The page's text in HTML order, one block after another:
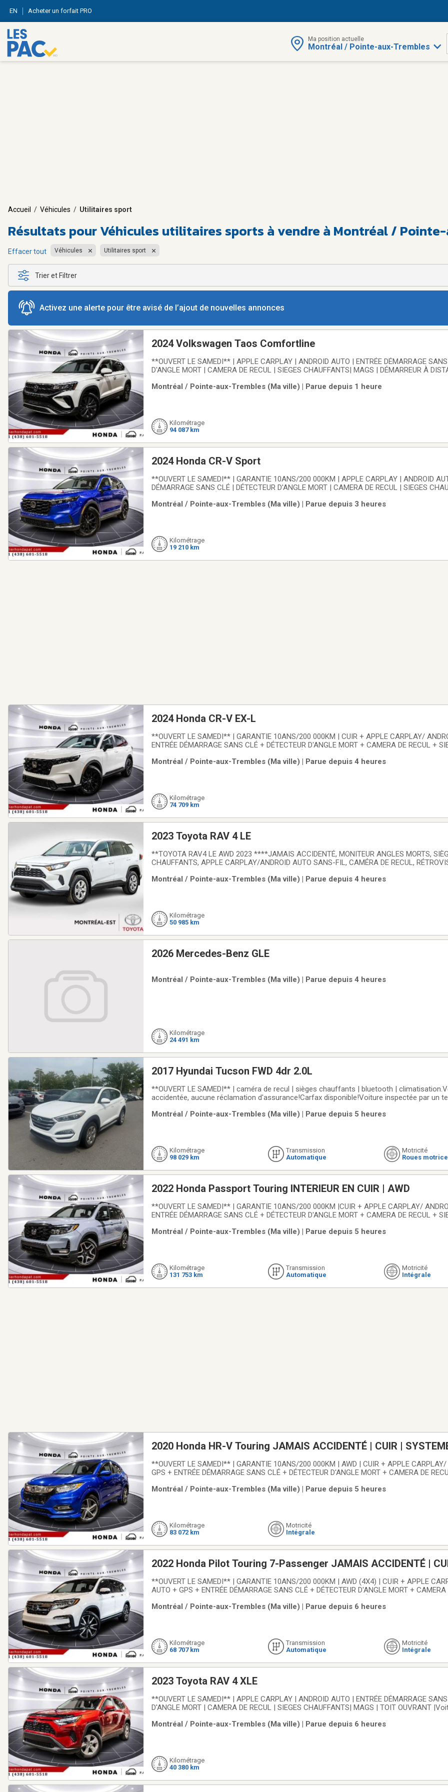
EN Acheter un forfait PRO
Ma position actuelle
Montréal / Pointe-aux-Trembles
Accueil / Véhicules / Utilitaires sport
Résultats pourVéhicules utilitaires sports à vendre à Montréal /
Effacer tout Véhicules Utilitaires sport
Trier et Filtrer
Activez une alerte pour être avisé de l’ajout de nouvelles annonces
2024 Volkswagen Taos Comfortline
**OUVERT LE SAMEDI** | APPLE CARPLAY | ANDROID AUTO | ENTRÉE DÉMARRAGE
D'ANGLE MORT | CAMERA DE RECUL | SIEGES CHAUFFANTS| MAGS | DÉMARREUR À
certifié HondaLallier Honda Pointes-Aux-Trembles, la référence
Montréal / Pointe-aux-Trembles (Ma ville) | Parue depuis 1 heure
Kilométrage
94 087 km
2024 Honda CR-V Sport
**OUVERT LE SAMEDI** | GARANTIE 10ANS/200 000KM | APPLE CARPLAY | ANDROID
DÉMARRAGE SANS CLÉ | DÉTECTEUR D'ANGLE MORT | CAMERA DE RECUL | SIEGES
d'assurance!Carfax disponible!Voiture inspectée par un technicien certifié HondaLallier
Montréal / Pointe-aux-Trembles (Ma ville) | Parue depuis 3 heures
Kilométrage
19 210 km
2024 Honda CR-V EX-L
**OUVERT LE SAMEDI** | GARANTIE 10ANS/200 000KM | CUIR + APPLE CARPLAY/
ENTRÉE DÉMARRAGE SANS CLÉ + DÉTECTEUR D'ANGLE MORT + CAMERA DE RECUL +
réclamation d'assurance!Carfax disponible!Voiture inspectée par un technicien certifié
Montréal / Pointe-aux-Trembles (Ma ville) | Parue depuis 4 heures
Kilométrage
74 709 km
2023 Toyota RAV 4 LE
**TOYOTA RAV4 LE AWD 2023 ****JAMAIS ACCIDENTÉ, MONITEUR ANGLES MORTS,
CHAUFFANTS, APPLE CARPLAY/ANDROID AUTO SANS-FIL, CAMÉRA DE RECUL,
SYSTÈME DE PRÉ-COLLISIONNous prenons tous vos véhicules en échange, auto, moto,
Montréal / Pointe-aux-Trembles (Ma ville) | Parue depuis 4 heures
Kilométrage
50 985 km
2026 Mercedes-Benz GLE
Montréal / Pointe-aux-Trembles (Ma ville) | Parue depuis 4 heures
Kilométrage
24 491 km
2017 Hyundai Tucson FWD 4dr 2.0L
**OUVERT LE SAMEDI** | caméra de recul | sièges chauffants | bluetooth |
accidentée, aucune réclamation d'assurance!Carfax disponible!Voiture inspectée par un
imbattables et nos voitures inspectées
Montréal / Pointe-aux-Trembles (Ma ville) | Parue depuis 5 heures
Kilométrage
98 029 km
Transmission
Automatique
Motricité
Roues
2022 Honda Passport Touring INTERIEUR EN CUIR | AWD
**OUVERT LE SAMEDI** | GARANTIE 10ANS/200 000KM |CUIR + APPLE CARPLAY/
ENTRÉE DÉMARRAGE SANS CLÉ + DÉTECTEUR D'ANGLE MORT + CAMERA DE RECUL +
certifié HondaLallier Honda Pointes-Aux-Trembles, la référence Honda dans l'est de
Montréal / Pointe-aux-Trembles (Ma ville) | Parue depuis 5 heures
Kilométrage
131 753 km
Transmission
Automatique
Motricité
Intégrale
2020 Honda HR-V Touring JAMAIS ACCIDENTÉ | CUIR |
**OUVERT LE SAMEDI** | GARANTIE 10ANS/200 000KM | AWD | CUIR + APPLE CARPLAY/
GPS + ENTRÉE DÉMARRAGE SANS CLÉ + DÉTECTEUR D'ANGLE MORT + CAMERA DE RECUL
disponible!Voiture inspectée par un technicien certifié HondaLallier Honda
Montréal / Pointe-aux-Trembles (Ma ville) | Parue depuis 5 heures
Kilométrage
83 072 km
Motricité
Intégrale
2022 Honda Pilot Touring 7-Passenger JAMAIS ACCIDENTÉ |
**OUVERT LE SAMEDI** | GARANTIE 10ANS/200 000KM | AWD (4X4) | CUIR + APPLE CARPLAY/ ANDROID
AUTO + GPS + ENTRÉE DÉMARRAGE SANS CLÉ + DÉTECTEUR D'ANGLE MORT + CAMERA
aucune réclamation d'assurance!Carfax disponible!Voiture inspectée par un
Montréal / Pointe-aux-Trembles (Ma ville) | Parue depuis 6 heures
Kilométrage
68 707 km
Transmission
Automatique
Motricité
Intégrale
2023 Toyota RAV 4 XLE
**OUVERT LE SAMEDI** | APPLE CARPLAY | ANDROID AUTO | ENTRÉE DÉMARRAGE
D'ANGLE MORT | CAMERA DE RECUL | SIEGES CHAUFFANTS| MAGS | TOIT OUVRANT
HondaLallier Honda Pointes-Aux-Trembles, la référence Honda
Montréal / Pointe-aux-Trembles (Ma ville) | Parue depuis 6 heures
Kilométrage
40 380 km